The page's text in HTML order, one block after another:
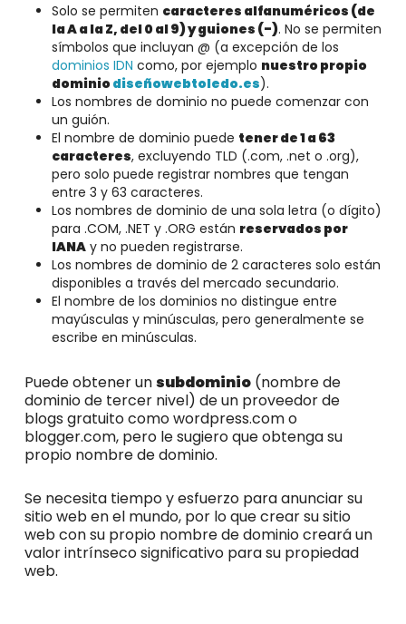
Solo se permiten caracteres alfanuméricos (de
la A a la Z, del 0 al 9) y guiones (-). No se permiten
símbolos que incluyan @ (a excepción de los
dominios IDN como, por ejemplo nuestro propio
dominio diseñowebtoledo.es).
Los nombres de dominio no puede comenzar con
un guión.
El nombre de dominio puede tener de 1 a 63
caracteres, excluyendo TLD (.com, .net o .org),
pero solo puede registrar nombres que tengan
entre 3 y 63 caracteres.
Los nombres de dominio de una sola letra (o dígito)
para .COM, .NET y .ORG están reservados por
IANAy no pueden registrarse.
Los nombres de dominio de 2 caracteres solo están
disponibles a través del mercado secundario.
El nombre de los dominios no distingue entre
mayúsculas y minúsculas, pero generalmente se
escribe en minúsculas.
Puede obtener unsubdominio(nombre de
dominio de tercer nivel) de un proveedor de
blogs gratuito como wordpress.com o
blogger.com, pero le sugiero que obtenga su
propio nombre de dominio.
Se necesita tiempo y esfuerzo para anunciar su
sitio web en el mundo, por lo que crear su sitio
web con su propio nombre de dominio creará un
valor intrínseco significativo para su propiedad
web.